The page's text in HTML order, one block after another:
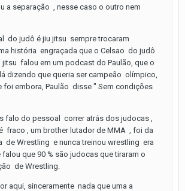
a separação , nesse caso o outro nem
do judô é jiu jitsu sempre trocaram
história engraçada que o Celsao do judô
falou em um podcast do Paulão, que o
dizendo que queria ser campeão olímpico,
foi embora, Paulão disse " Sem condições
falo do pessoal correr atrás dos judocas ,
fraco , um brother lutador de MMA , foi da
de Wrestling e nunca treinou wrestling era
que 90 % são judocas que tiraram o
de Wrestling.
aqui, sinceramente nada que uma a